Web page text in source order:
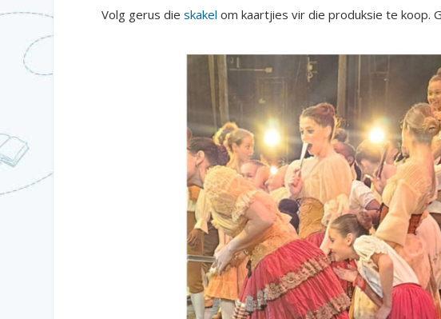
Volg gerus dieskakel om kaartjies vir die produksie te koop.